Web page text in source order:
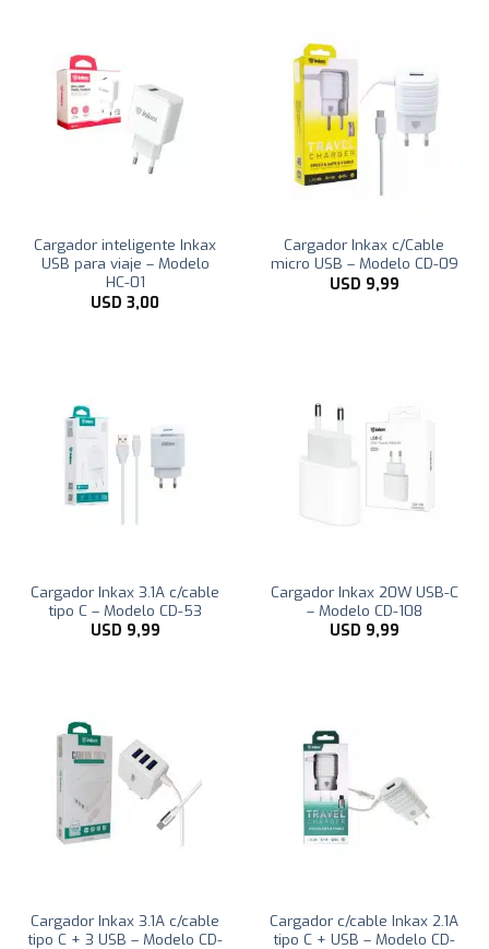
Cargador inteligente Inkax
USB para viaje – Modelo
HC-01
USD 3,00
Cargador Inkax c/Cable
micro USB – Modelo CD-09
USD 9,99
Cargador Inkax 3.1A c/cable
tipo C – Modelo CD-53
USD 9,99
Cargador Inkax 20W USB-C
– Modelo CD-108
USD 9,99
Cargador Inkax 3.1A c/cable
tipo C + 3 USB – Modelo CD-
Cargador c/cable Inkax 2.1A
tipo C + USB – Modelo CD-